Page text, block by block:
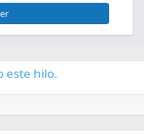
este hilo.